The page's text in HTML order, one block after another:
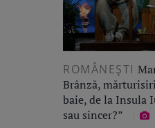
ROMÂNEŞTI
Brânză,
baie, de la Insula
sau sincer?”